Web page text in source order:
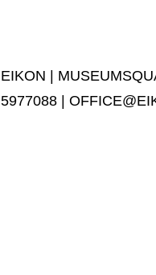
EIKON |
5977088 |